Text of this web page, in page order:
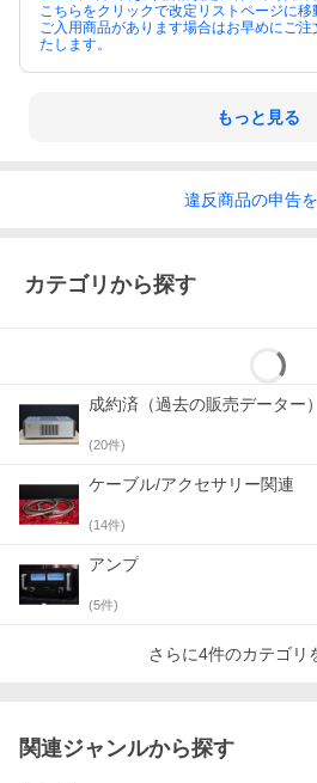
こちらをクリックで改定リストページに移
ご入用商品があります場合はお早めにご
たします。
もっと見る
違反商品の申告
カテゴリから探す
成約済（過去の販売データー）
(20件)
ケーブル/アクセサリー関連
(14件)
アンプ
(5件)
さらに4件のカテゴリ
関連ジャンルから探す